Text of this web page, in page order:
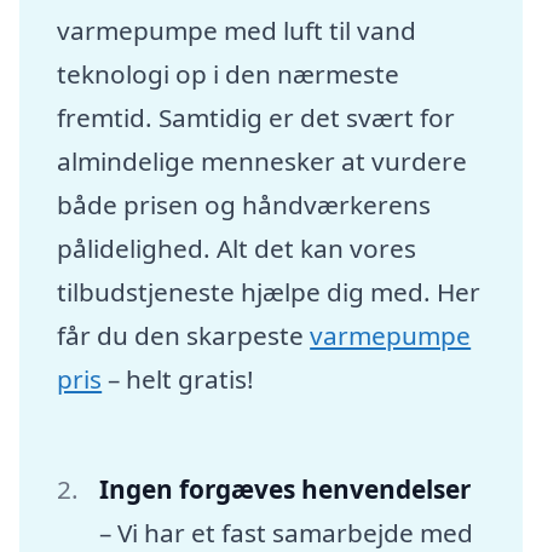
varmepumpe med luft til vand
teknologi op i den nærmeste
fremtid. Samtidig er det svært for
almindelige mennesker at vurdere
både prisen og håndværkerens
pålidelighed. Alt det kan vores
tilbudstjeneste hjælpe dig med. Her
får du den skarpestevarmepumpe
pris – helt gratis!
Ingen forgæves henvendelser
– Vi har et fast samarbejde med